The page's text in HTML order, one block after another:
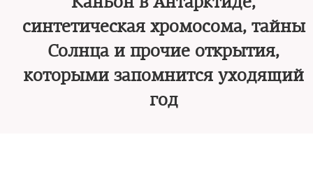
синтетическая хромосома, тайны
Солнца и прочие открытия,
которыми запомнится уходящий
год